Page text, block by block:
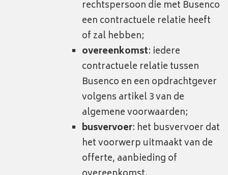
rechtspersoon die met Busenco
een contractuele relatie heeft
of zal hebben;
overeenkomst: iedere
contractuele relatie tussen
Busenco en een opdrachtgever
volgens artikel 3 van de
algemene voorwaarden;
busvervoer: het busvervoer dat
het voorwerp uitmaakt van de
offerte, aanbieding of